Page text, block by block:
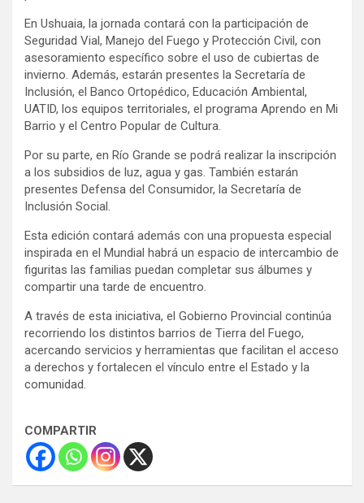
En Ushuaia, la jornada contará con la participación de
Seguridad Vial, Manejo del Fuego y Protección Civil, con
asesoramiento específico sobre el uso de cubiertas de
invierno. Además, estarán presentes la Secretaría de
Inclusión, el Banco Ortopédico, Educación Ambiental,
UATID, los equipos territoriales, el programa Aprendo en Mi
Barrio y el Centro Popular de Cultura.
Por su parte, en Río Grande se podrá realizar la inscripción
a los subsidios de luz, agua y gas. También estarán
presentes Defensa del Consumidor, la Secretaría de
Inclusión Social.
Esta edición contará además con una propuesta especial
inspirada en el Mundial habrá un espacio de intercambio de
figuritas las familias puedan completar sus álbumes y
compartir una tarde de encuentro.
A través de esta iniciativa, el Gobierno Provincial continúa
recorriendo los distintos barrios de Tierra del Fuego,
acercando servicios y herramientas que facilitan el acceso
a derechos y fortalecen el vínculo entre el Estado y la
comunidad.
COMPARTIR